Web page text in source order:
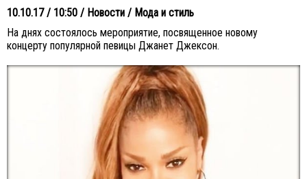
10.10.17 / 10:50 / Новости / Мода и стиль
На днях состоялось мероприятие, посвященное новому
концерту популярной певицы Джанет Джексон.